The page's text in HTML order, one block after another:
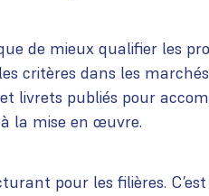
de mieux qualifier les
critères dans les
livrets publiés pour
la mise en œuvre.
pour les filières.